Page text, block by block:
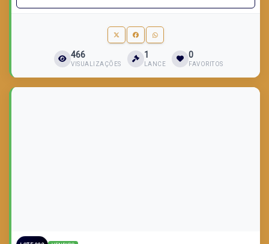
466
VISUALIZAÇÕES
1
LANCE
0
FAVORITOS